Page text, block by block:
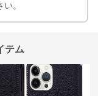
。
テム